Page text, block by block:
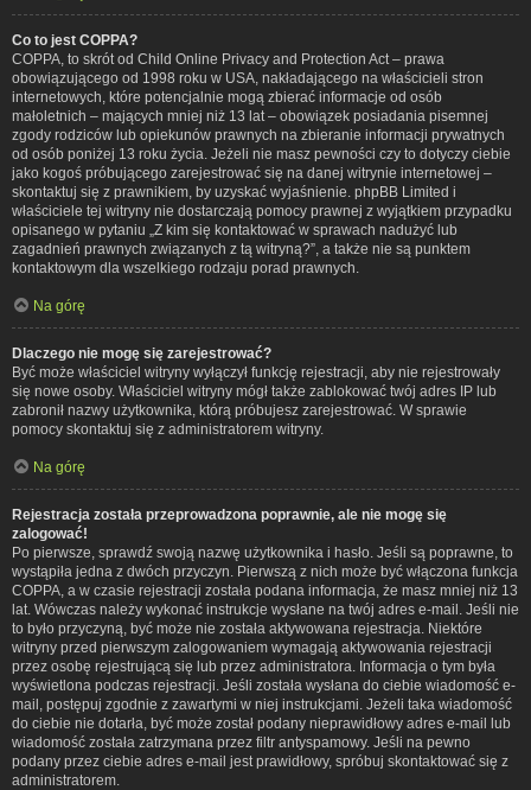
Co to jest COPPA?
COPPA, to skrót od Child Online Privacy and Protection Act – prawa
obowiązującego od 1998 roku w USA, nakładającego na właścicieli stron
internetowych, które potencjalnie mogą zbierać informacje od osób
małoletnich – mających mniej niż 13 lat – obowiązek posiadania pisemnej
zgody rodziców lub opiekunów prawnych na zbieranie informacji prywatnych
od osób poniżej 13 roku życia. Jeżeli nie masz pewności czy to dotyczy ciebie
jako kogoś próbującego zarejestrować się na danej witrynie internetowej –
skontaktuj się z prawnikiem, by uzyskać wyjaśnienie. phpBB Limited i
właściciele tej witryny nie dostarczają pomocy prawnej z wyjątkiem przypadku
opisanego w pytaniu „Z kim się kontaktować w sprawach nadużyć lub
zagadnień prawnych związanych z tą witryną?”, a także nie są punktem
kontaktowym dla wszelkiego rodzaju porad prawnych.
Na górę
Dlaczego nie mogę się zarejestrować?
Być może właściciel witryny wyłączył funkcję rejestracji, aby nie rejestrowały
się nowe osoby. Właściciel witryny mógł także zablokować twój adres IP lub
zabronił nazwy użytkownika, którą próbujesz zarejestrować. W sprawie
pomocy skontaktuj się z administratorem witryny.
Na górę
Rejestracja została przeprowadzona poprawnie, ale nie mogę się
zalogować!
Po pierwsze, sprawdź swoją nazwę użytkownika i hasło. Jeśli są poprawne, to
wystąpiła jedna z dwóch przyczyn. Pierwszą z nich może być włączona funkcja
COPPA, a w czasie rejestracji została podana informacja, że masz mniej niż 13
lat. Wówczas należy wykonać instrukcje wysłane na twój adres e-mail. Jeśli nie
to było przyczyną, być może nie została aktywowana rejestracja. Niektóre
witryny przed pierwszym zalogowaniem wymagają aktywowania rejestracji
przez osobę rejestrującą się lub przez administratora. Informacja o tym była
wyświetlona podczas rejestracji. Jeśli została wysłana do ciebie wiadomość e-
mail, postępuj zgodnie z zawartymi w niej instrukcjami. Jeżeli taka wiadomość
do ciebie nie dotarła, być może został podany nieprawidłowy adres e-mail lub
wiadomość została zatrzymana przez filtr antyspamowy. Jeśli na pewno
podany przez ciebie adres e-mail jest prawidłowy, spróbuj skontaktować się z
administratorem.